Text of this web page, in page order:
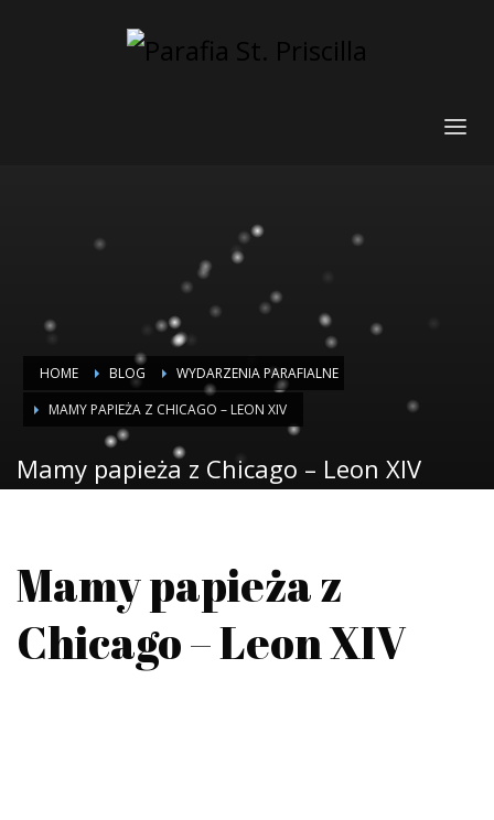
HOME BLOG
WYDARZENIA PARAFIALNE
MAMY PAPIEŻA Z CHICAGO – LEON XIV
Mamy papieża z Chicago – Leon XIV
Mamy papieża z
Chicago – Leon XIV